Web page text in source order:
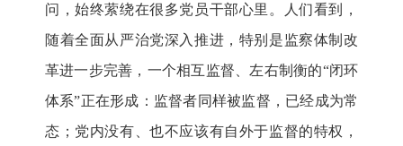
问，始终萦绕在很多党员干部心里。人们看到，
随着全面从严治党深入推进，特别是监察体制改
革进一步完善，一个相互监督、左右制衡的“闭环
体系”正在形成：监督者同样被监督，已经成为常
态；党内没有、也不应该有自外于监督的特权，